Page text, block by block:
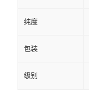
纯度
包装
级别